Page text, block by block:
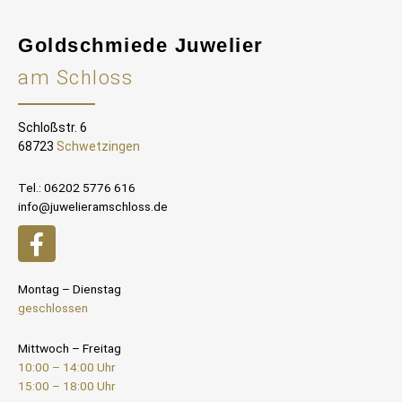
Goldschmiede Juwelier
am Schloss
Schloßstr. 6
68723 Schwetzingen
Tel.: 06202 5776 616
info@juwelieramschloss.de
Montag – Dienstag
geschlossen
Mittwoch – Freitag
10:00 – 14:00 Uhr
15:00 – 18:00 Uhr